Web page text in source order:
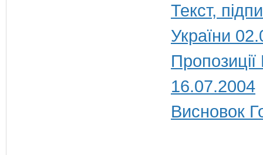
Текст,
України
16.07.2004
Висновок